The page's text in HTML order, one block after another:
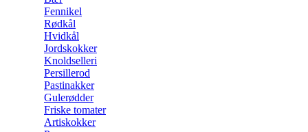
Fennikel
Rødkål
Hvidkål
Jordskokker
Knoldselleri
Persillerod
Pastinakker
Gulerødder
Friske tomater
Artiskokker